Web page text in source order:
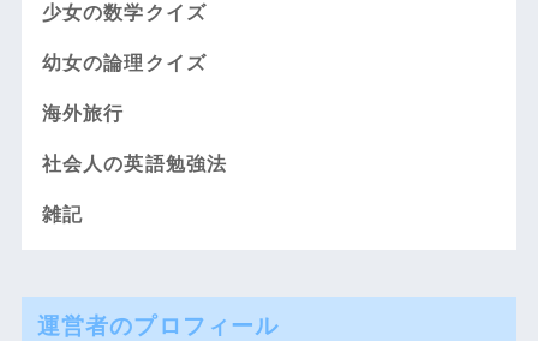
少女の数学クイズ
幼女の論理クイズ
海外旅行
社会人の英語勉強法
雑記
運営者のプロフィール